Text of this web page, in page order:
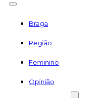
Braga
Região
Feminino
Opinião